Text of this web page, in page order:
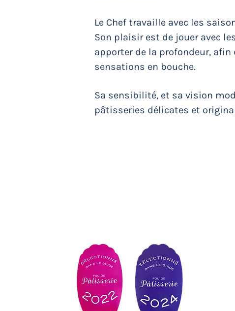
Le Chef travaille avec les
Son plaisir est de jouer avec
apporter de la profondeur, afin
sensations en bouche.
Sa sensibilité, et sa vision
pâtisseries délicates et